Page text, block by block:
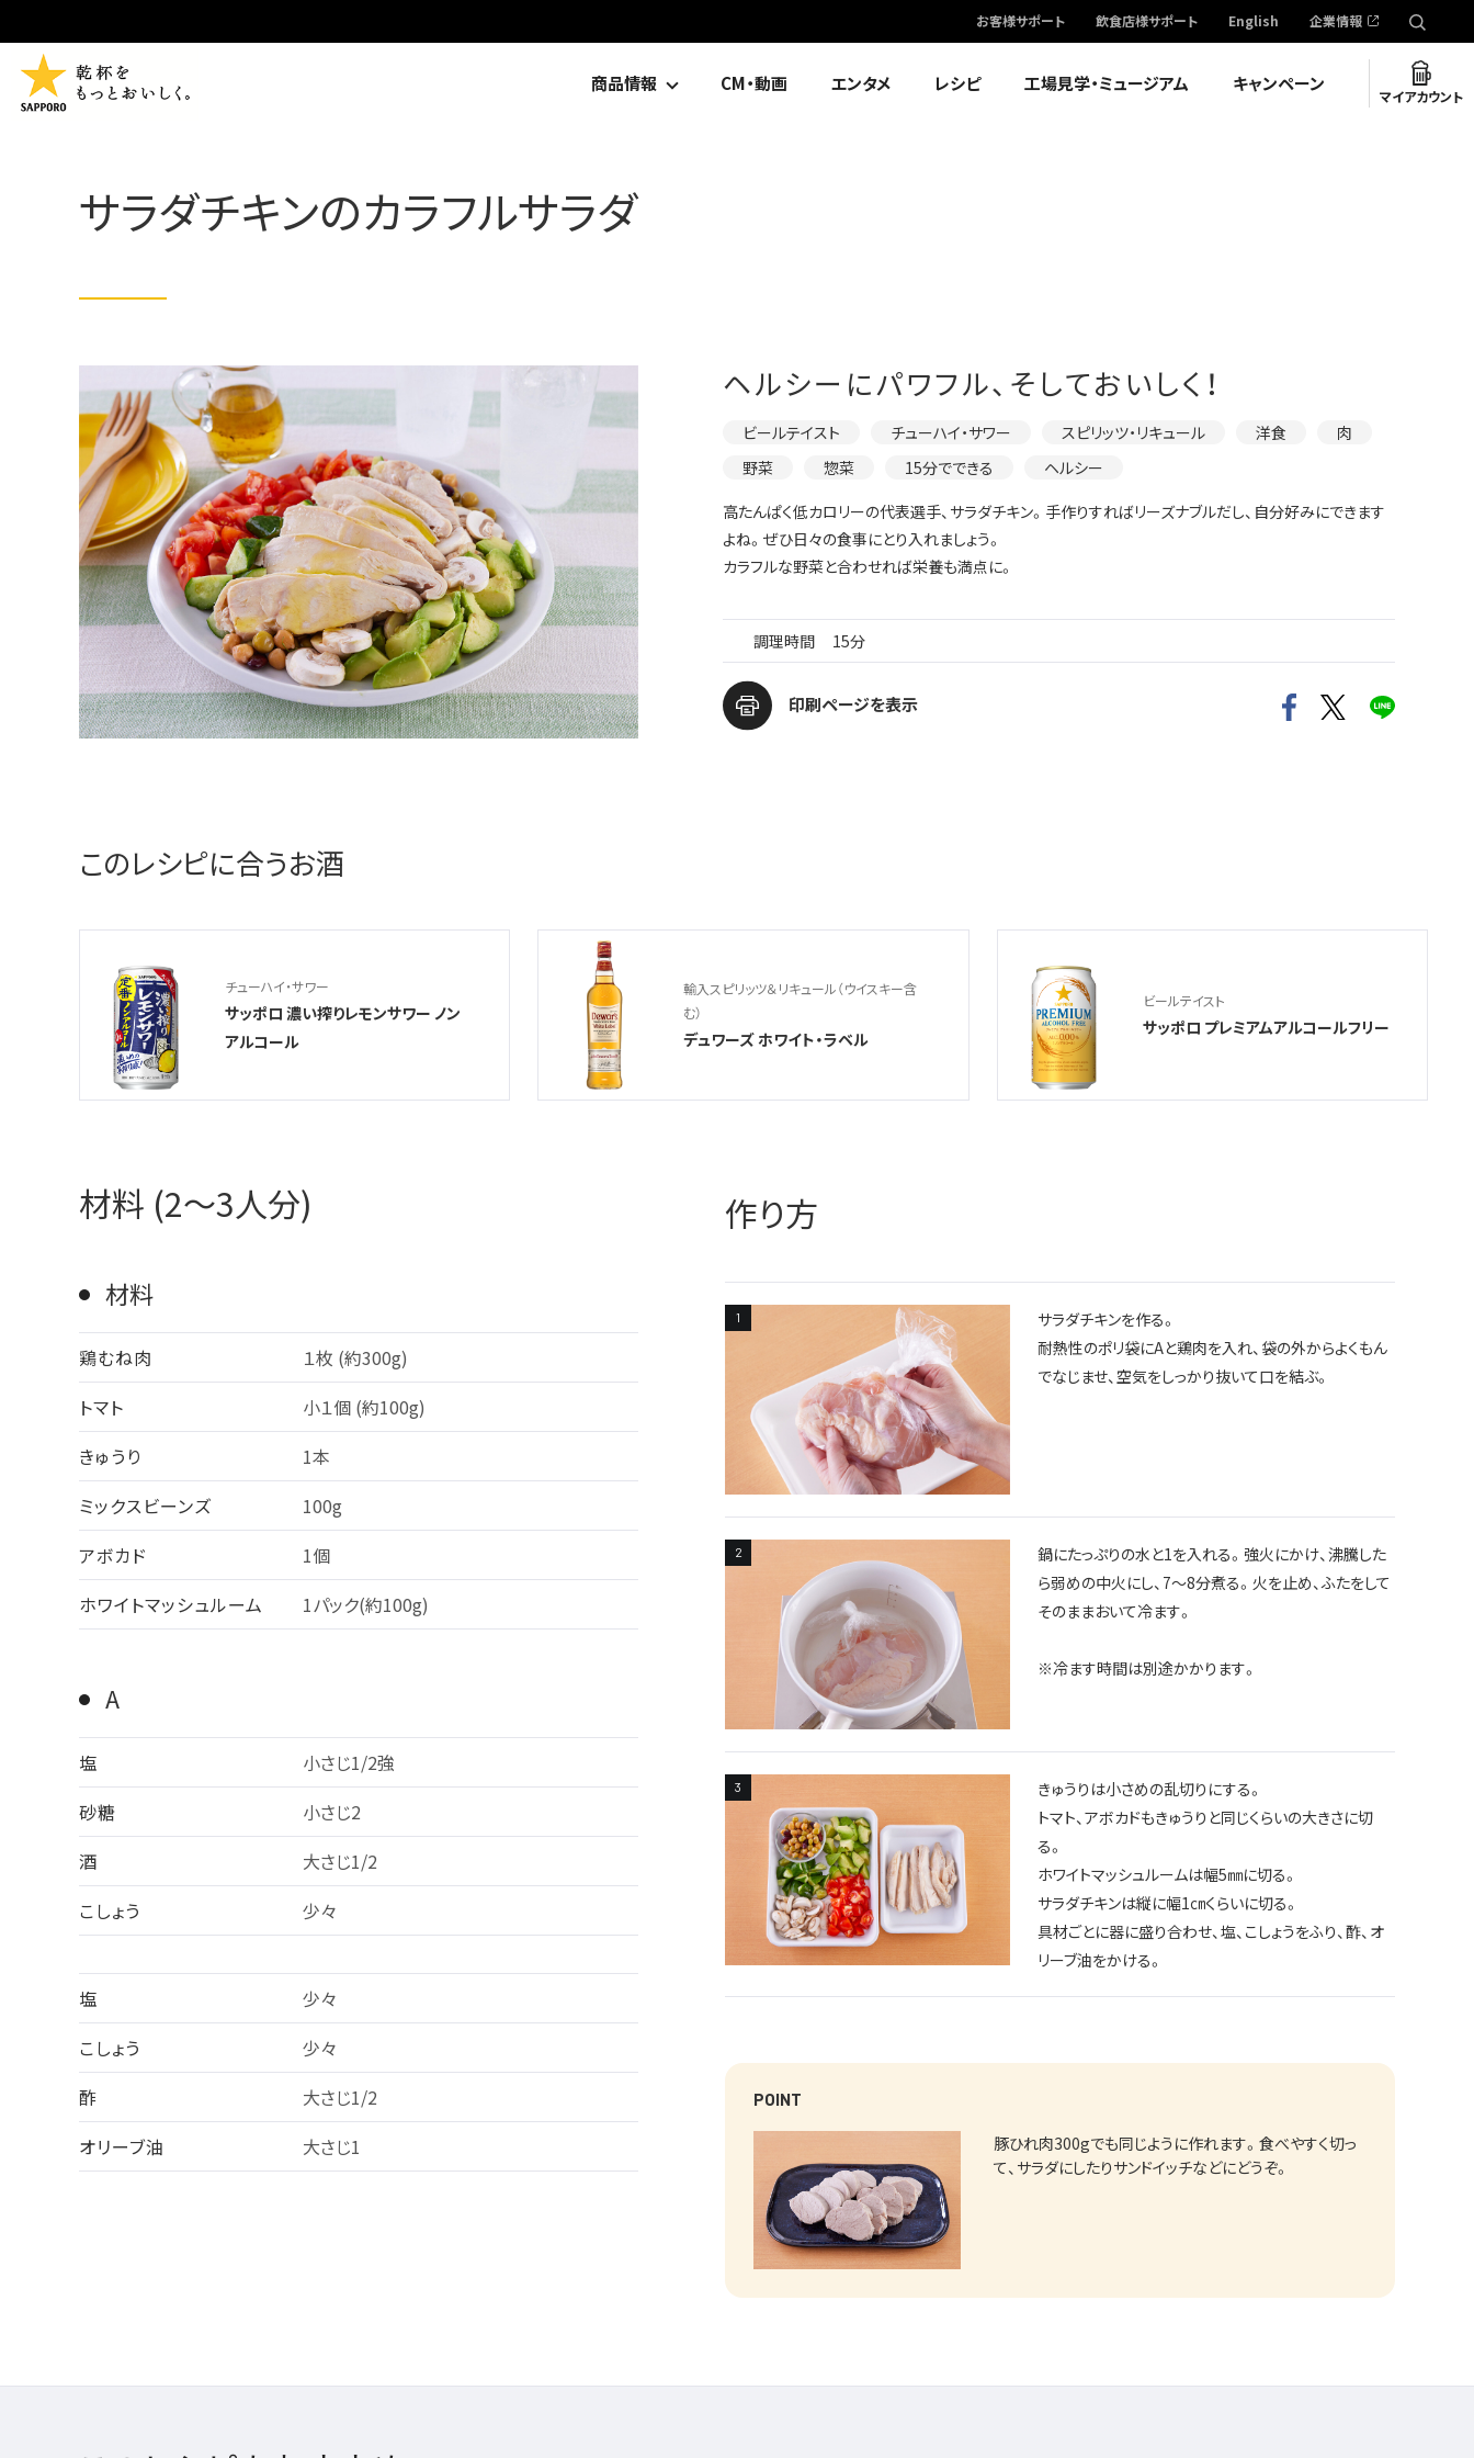
お客様サポート 飲食店様サポート English 企業情報
商品情報 CM・動画 エンタメ レシピ 工場見学・ミュージアム キャンペーン
マイアカウント
サラダチキンのカラフルサラダ
ヘルシーにパワフル、そしておいしく！
ビールテイスト チューハイ・サワー スピリッツ・リキュール 洋食
肉
野菜
惣菜 15分でできる
ヘルシー
高たんぱく低カロリーの代表選手、サラダチキン。手作りすればリーズナブルだし、自分好みにできます
よね。ぜひ日々の食事にとり入れましょう。
カラフルな野菜と合わせれば栄養も満点に。
調理時間 15分
印刷ページを表示
このレシピに合うお酒
チューハイ・サワー
サッポロ 濃い搾りレモンサワー ノン
アルコール
輸入スピリッツ＆リキュール（ウイスキー含
む）
デュワーズ ホワイト・ラベル
ビールテイスト
サッポロ プレミアムアルコールフリー
材料 (2〜3人分)
材料
鶏むね肉
１枚 (約300g)
トマト
小１個 (約100g)
きゅうり
1本
ミックスビーンズ
100g
アボカド
1個
ホワイトマッシュルーム
1パック(約100g)
A
塩
小さじ1/2強
砂糖
小さじ2
酒
大さじ1/2
こしょう
少々
塩
少々
こしょう
少々
酢
大さじ1/2
オリーブ油
大さじ1
作り方
サラダチキンを作る。
耐熱性のポリ袋にAと鶏肉を入れ、袋の外からよくもん
でなじませ、空気をしっかり抜いて口を結ぶ。
鍋にたっぷりの水と1を入れる。強火にかけ、沸騰した
ら弱めの中火にし、7〜8分煮る。火を止め、ふたをして
そのままおいて冷ます。
※冷ます時間は別途かかります。
きゅうりは小さめの乱切りにする。
トマト、アボカドもきゅうりと同じくらいの大きさに切
る。
ホワイトマッシュルームは幅5㎜に切る。
サラダチキンは縦に幅1㎝くらいに切る。
具材ごとに器に盛り合わせ、塩、こしょうをふり、酢、オ
リーブ油をかける。
POINT
豚ひれ肉300gでも同じように作れます。食べやすく切っ
て、サラダにしたりサンドイッチなどにどうぞ。